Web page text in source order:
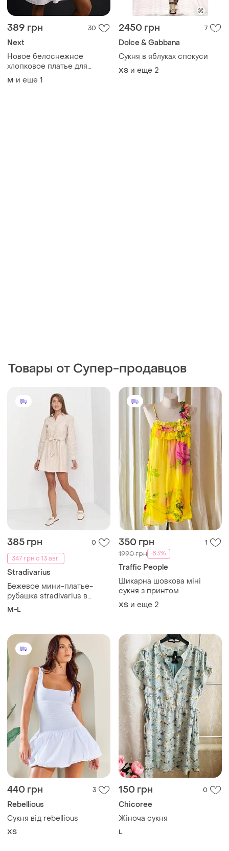
хлопковое платье для
пляжного отдыха next.
M и еще 1
и еще
347 грн с 13 авг.
Stradivarius
Бежевое мини-платье-
новому стані
M-L
350 грн
1990 грн -83%
Traffic People
Шикарна шовкова міні
сукня з принтом
ХS и еще
440 грн
Rebellious
Сукня від rebellious
ХS
150 грн 0
Chicoree
Жіноча сукня
L